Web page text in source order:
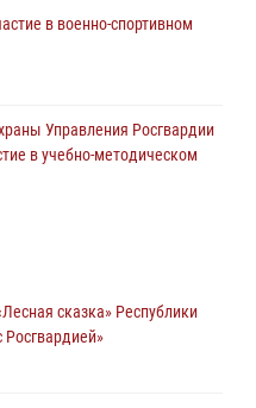
в военно-спортивном
Управления Росгвардии
в учебно-методическом
гражданского оружия
охраны Росгвардии за
сказка» Республики